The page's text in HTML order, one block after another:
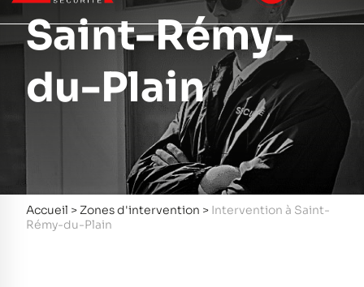
Saint-Rémy-
du-Plain
Accueil > Zones d'intervention > Intervention à Saint-
Rémy-du-Plain